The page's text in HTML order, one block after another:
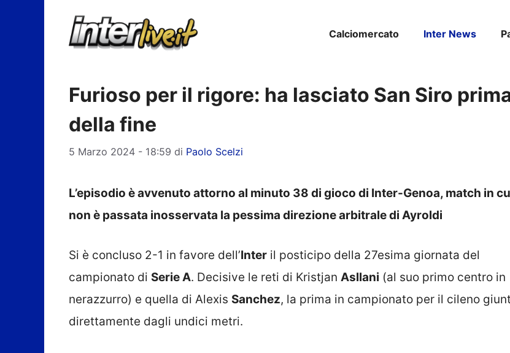
Calciomercato Inter News
Furioso per il rigore: ha lasciato San Siro
della fine
5 Marzo 2024 - 18:59 di Paolo Scelzi
L’episodio è avvenuto attorno al minuto 38 di gioco di Inter-Genoa, match in
non è passata inosservata la pessima direzione arbitrale di Ayroldi
Si è concluso 2-1 in favore dell’Inter il posticipo della 27esima giornata del
campionato di Serie A. Decisive le reti di Kristjan Asllani (al suo primo centro in
nerazzurro) e quella di Alexis Sanchez, la prima in campionato per il cileno
direttamente dagli undici metri.